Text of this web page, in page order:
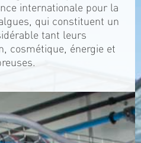
internationale pour la
qui constituent un
tant leurs
cosmétique, énergie et